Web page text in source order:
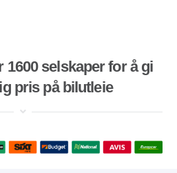
selskaper for å gi
pris på bilutleie